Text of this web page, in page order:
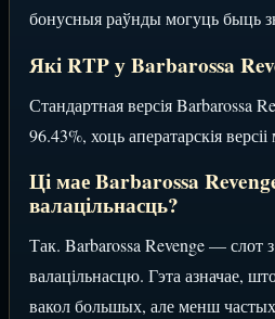
бонусныя раўнды могуць быць
Які RTP у Barbarossa
Стандартная версія Barbarossa
96.43%, хоць аператарскія
Ці мае Barbarossa
валацільнасць?
Так. Barbarossa Revenge — слот
валацільнасцю. Гэта азначае,
вакол большых, але менш